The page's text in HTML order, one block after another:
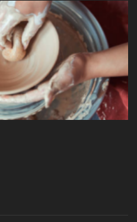
NEM OG HURTIG
19. marts 2025